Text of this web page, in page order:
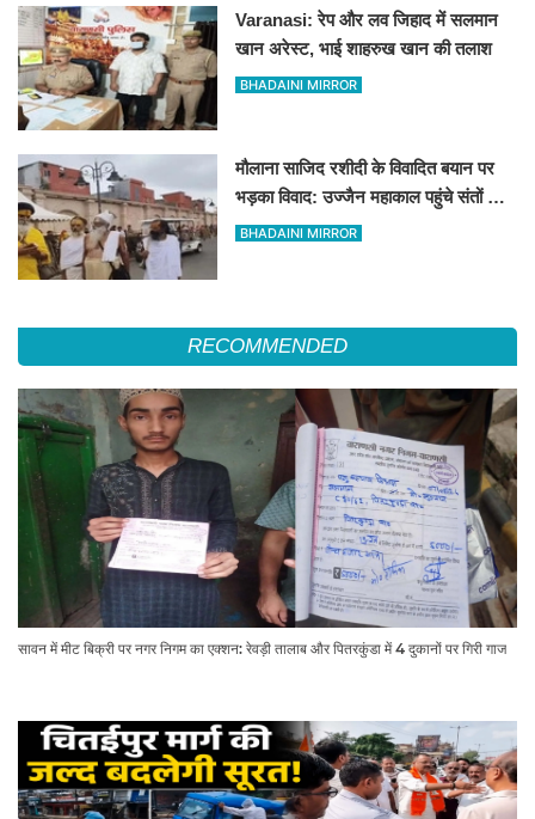
Varanasi: रेप और लव जिहाद में सलमान
खान अरेस्ट, भाई शाहरुख खान की तलाश
BHADAINI MIRROR
मौलाना साजिद रशीदी के विवादित बयान पर
भड़का विवाद: उज्जैन महाकाल पहुंचे संतों और
कांवड़ियों ने जताया कड़ा विरोध
BHADAINI MIRROR
RECOMMENDED
सावन में मीट बिक्री पर नगर निगम का एक्शन: रेवड़ी तालाब और पितरकुंडा में 4 दुकानों पर गिरी गाज